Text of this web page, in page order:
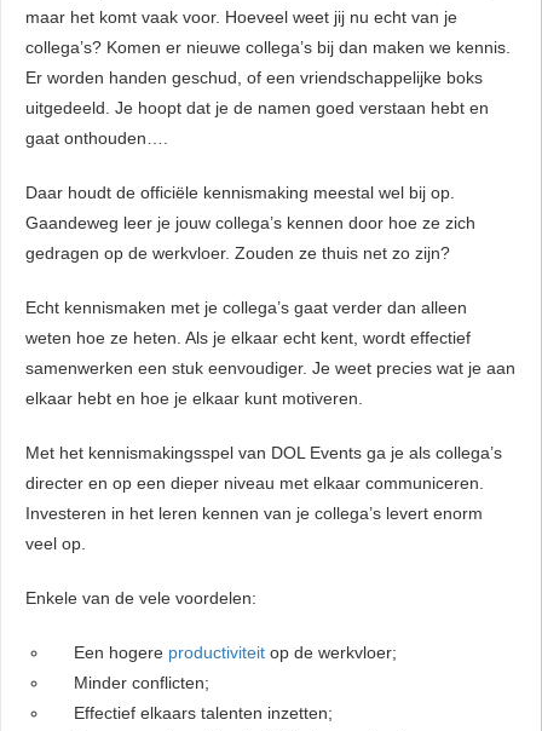
maar het komt vaak voor. Hoeveel weet jij nu echt van je
collega’s? Komen er nieuwe collega’s bij dan maken we kennis.
Er worden handen geschud, of een vriendschappelijke boks
uitgedeeld. Je hoopt dat je de namen goed verstaan hebt en
gaat onthouden….
Daar houdt de officiële kennismaking meestal wel bij op.
Gaandeweg leer je jouw collega’s kennen door hoe ze zich
gedragen op de werkvloer. Zouden ze thuis net zo zijn?
Echt kennismaken met je collega’s gaat verder dan alleen
weten hoe ze heten. Als je elkaar echt kent, wordt effectief
samenwerken een stuk eenvoudiger. Je weet precies wat je aan
elkaar hebt en hoe je elkaar kunt motiveren.
Met het kennismakingsspel van DOL Events ga je als collega’s
directer en op een dieper niveau met elkaar communiceren.
Investeren in het leren kennen van je collega’s levert enorm
veel op.
Enkele van de vele voordelen:
Een hogere productiviteit op de werkvloer;
Minder conflicten;
Effectief elkaars talenten inzetten;